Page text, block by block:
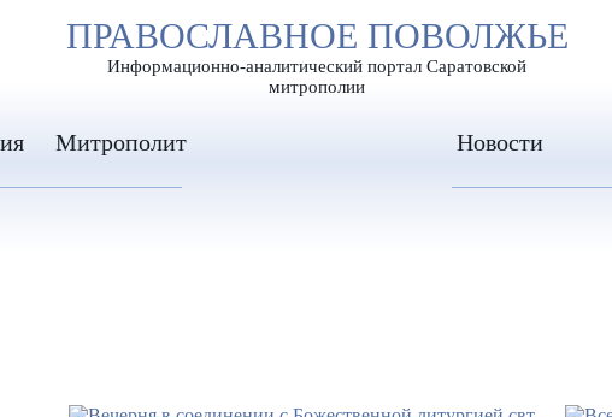
ШРИФТА А А А ИЗОБРАЖЕНИЯ
ПРАВОСЛАВНОЕ ПОВОЛЖЬЕ
Информационно-аналитический портал Саратовской
митрополии
Митрополит Новости